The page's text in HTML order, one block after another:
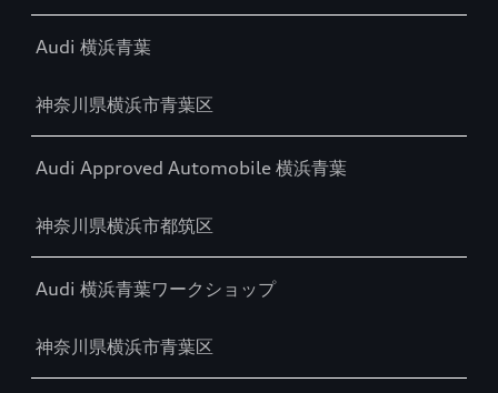
Audi 横浜青葉
神奈川県横浜市青葉区
Audi Approved Automobile 横浜青葉
神奈川県横浜市都筑区
Audi 横浜青葉ワークショップ
神奈川県横浜市青葉区